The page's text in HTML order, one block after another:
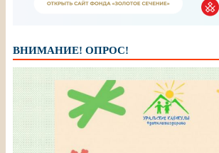
ВНИМАНИЕ! ОПРОС!